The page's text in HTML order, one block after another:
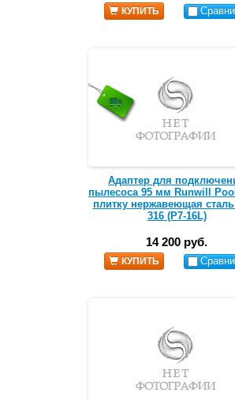
КУПИТЬ
Адаптер для
пылесоса 95 мм Runwill
плитку нержавеющая
316 (Р7-16L)
14 200 руб.
КУПИТЬ